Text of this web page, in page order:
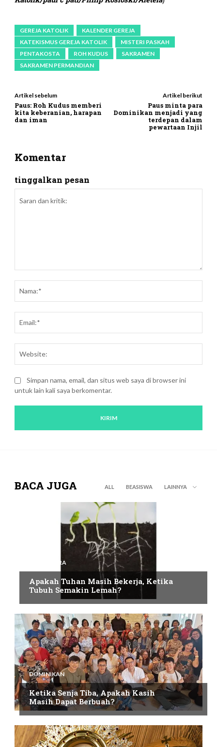
GEREJA KATOLIK
KALENDER GEREJA
KATEKISMUS GEREJA KATOLIK
MISTERI PASKAH
PENTAKOSTA
ROH KUDUS
SAKRAMEN
SAKRAMEN PERMANDIAN
Artikel sebelum
Paus: Roh Kudus memberi
kita keberanian, harapan
dan iman
Artikel berikut
Paus minta para
Dominikan menjadi yang
terdepan dalam
pewartaan Injil
Komentar
tinggalkan pesan
kritik:
Simpan nama, email, dan situs web saya di browser ini
untuk lain kali saya berkomentar.
BACA JUGA ALL BEASISWA LAINNYA
NUSANTARA
Apakah Tuhan Masih Bekerja, Ketika
Tubuh Semakin Lemah?
DOMINIKAN
Ketika Senja Tiba, Apakah Kasih
Masih Dapat Berbuah?